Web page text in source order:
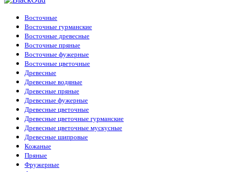
Восточные
Восточные гурманские
Восточные древесные
Восточные пряные
Восточные фужерные
Восточные цветочные
Древесные
Древесные водяные
Древесные пряные
Древесные фужерные
Древесные цветочные
Древесные цветочные гурманские
Древесные цветочные мускусные
Древесные шипровые
Кожаные
Пряные
Фружерные